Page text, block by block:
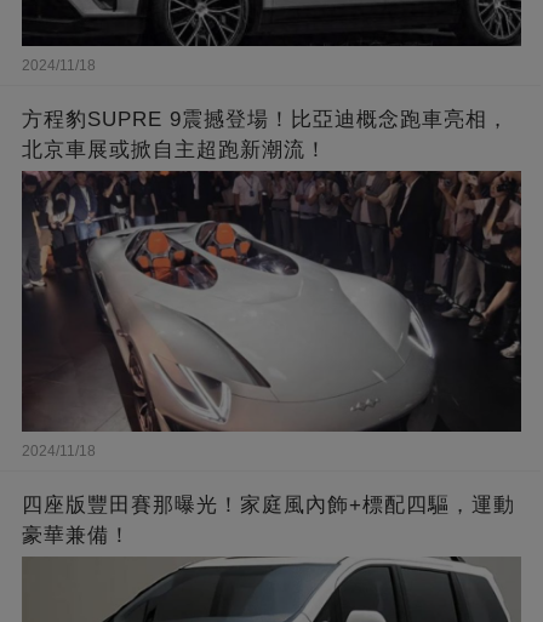
2024/11/18
方程豹SUPRE 9震撼登場！比亞迪概念跑車亮相，
北京車展或掀自主超跑新潮流！
2024/11/18
四座版豐田賽那曝光！家庭風內飾+標配四驅，運動
豪華兼備！